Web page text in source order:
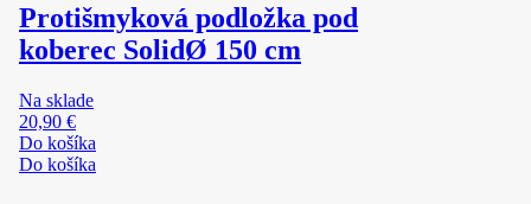
Protišmyková podložka pod
koberec SolidØ 150 cm
Na sklade
20,90 €
Do košíka
Do košíka